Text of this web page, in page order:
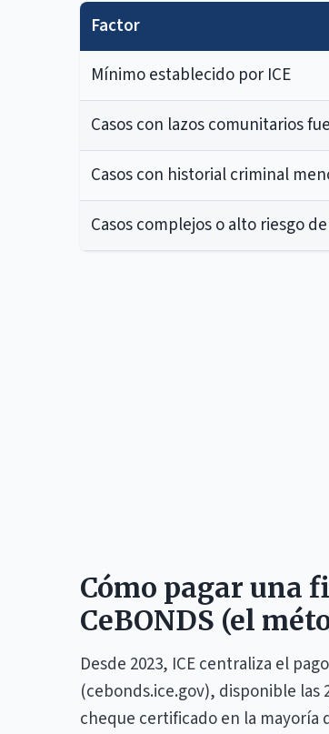
Factor
Mínimo establecido por ICE
Casos con lazos comunitarios
Casos con historial criminal
Casos complejos o alto riesgo
Cómo pagar una
CeBONDS (el
Desde 2023, ICE centraliza el
(cebonds.ice.gov), disponible las
cheque certificado en la mayoría